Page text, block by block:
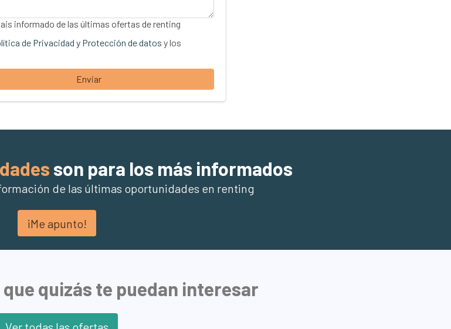
informado de las últimas ofertas de renting
de Privacidad y Protección de datos y los
Enviar
son para los más informados
de las últimas oportunidades en renting
¡Me apunto!
quizás te puedan interesar